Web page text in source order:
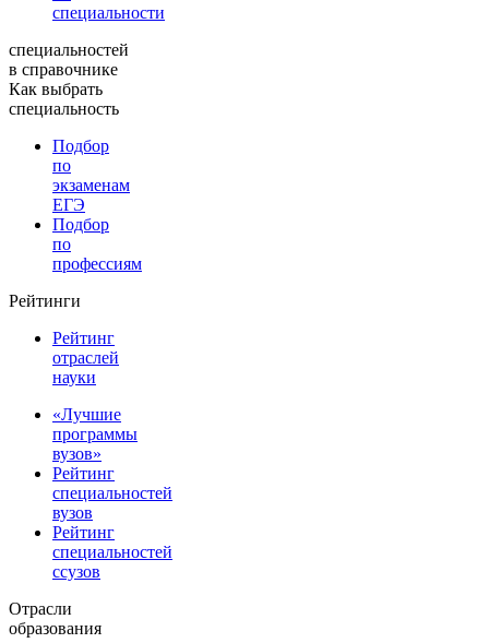
специальности
специальностей
в справочнике
Как выбрать
специальность
Подбор
по
экзаменам
ЕГЭ
Подбор
по
профессиям
Рейтинги
Рейтинг
отраслей
науки
«Лучшие
программы
вузов»
Рейтинг
специальностей
вузов
Рейтинг
специальностей
ссузов
Отрасли
образования